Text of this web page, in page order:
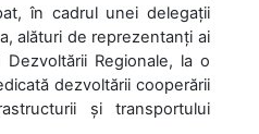
în cadrul unei delegații
alături de reprezentanți ai
Regionale, la o
dezvoltării cooperării
și transportului